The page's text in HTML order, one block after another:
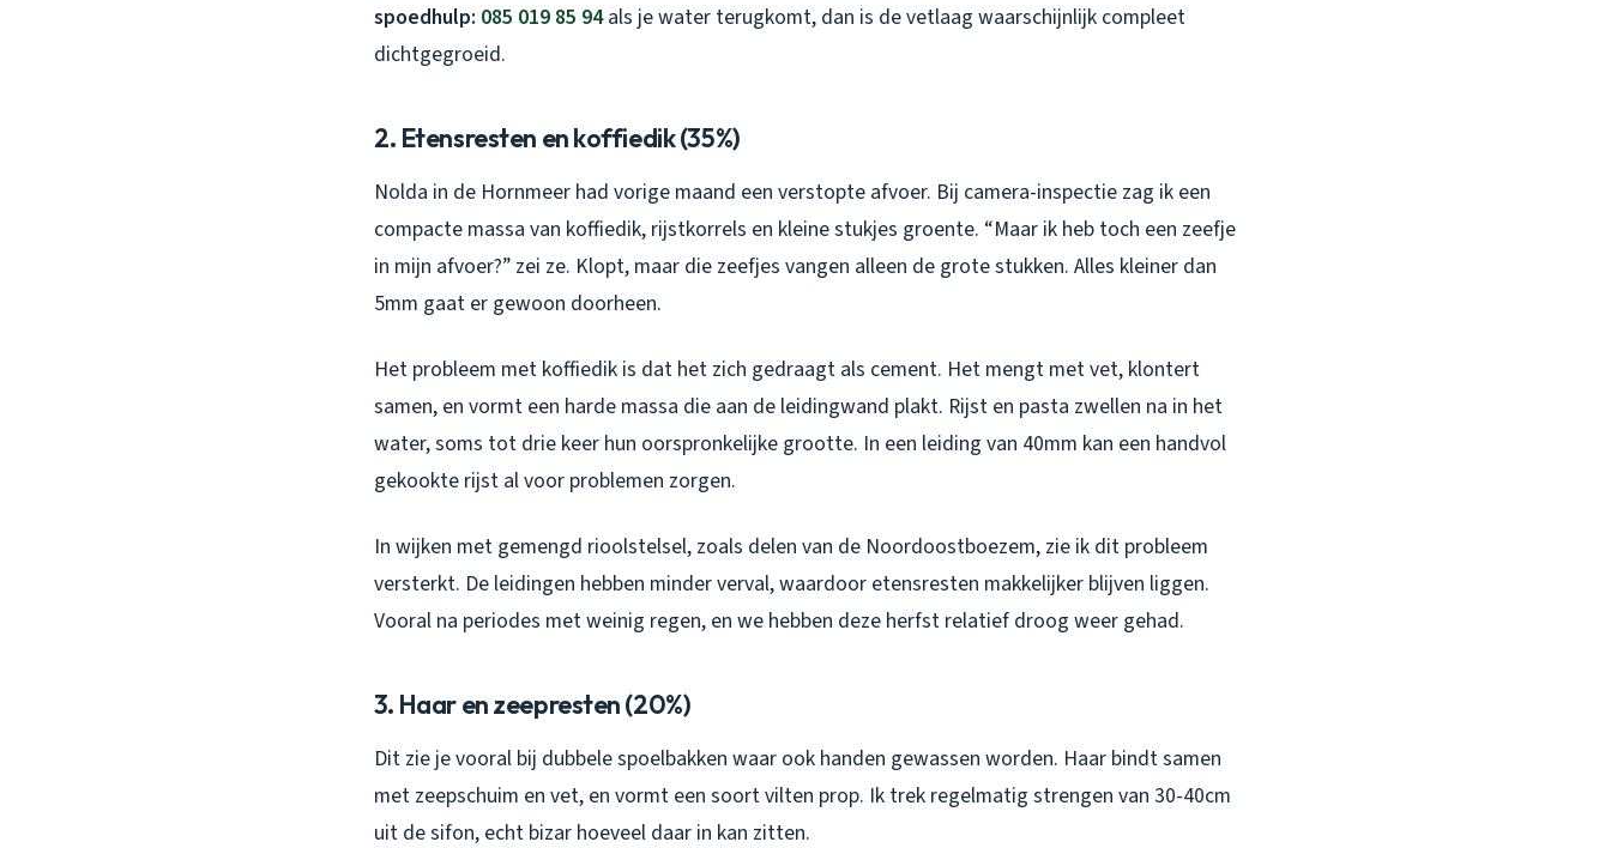
spoedhulp: 085 019 85 94als je water terugkomt, dan is de vetlaag waarschijnlijk compleet
dichtgegroeid.
2. Etensresten en koffiedik (35%)
Nolda in de Hornmeer had vorige maand een verstopte afvoer. Bij camera-inspectie zag ik een
compacte massa van koffiedik, rijstkorrels en kleine stukjes groente. “Maar ik heb toch een zeefje
in mijn afvoer?” zei ze. Klopt, maar die zeefjes vangen alleen de grote stukken. Alles kleiner dan
5mm gaat er gewoon doorheen.
Het probleem met koffiedik is dat het zich gedraagt als cement. Het mengt met vet, klontert
samen, en vormt een harde massa die aan de leidingwand plakt. Rijst en pasta zwellen na in het
water, soms tot drie keer hun oorspronkelijke grootte. In een leiding van 40mm kan een handvol
gekookte rijst al voor problemen zorgen.
In wijken met gemengd rioolstelsel, zoals delen van de Noordoostboezem, zie ik dit probleem
versterkt. De leidingen hebben minder verval, waardoor etensresten makkelijker blijven liggen.
Vooral na periodes met weinig regen, en we hebben deze herfst relatief droog weer gehad.
3. Haar en zeepresten (20%)
Dit zie je vooral bij dubbele spoelbakken waar ook handen gewassen worden. Haar bindt samen
met zeepschuim en vet, en vormt een soort vilten prop. Ik trek regelmatig strengen van 30-40cm
uit de sifon, echt bizar hoeveel daar in kan zitten.